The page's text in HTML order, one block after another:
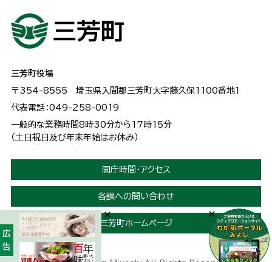
三芳町役場
〒354-8555 埼玉県入間郡三芳町大字藤久保1100番地１
代表電話：049-258-0019
一般的な業務時間8時30分から17時15分
（土日祝日及び年末年始はお休み）
開庁時間・アクセス
各課への問い合わせ
三芳町ホームページ
広告